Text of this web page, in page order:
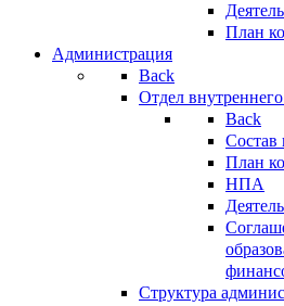
План
Администрация
Back
Отдел
Back
Состав
План
НПА
Структура